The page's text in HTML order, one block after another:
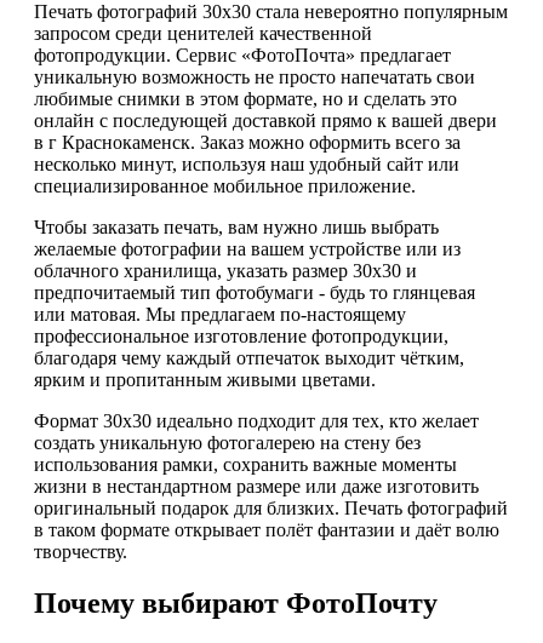
Печать фотографий 30х30 стала невероятно популярным
запросом среди ценителей качественной
фотопродукции. Сервис «ФотоПочта» предлагает
уникальную возможность не просто напечатать свои
любимые снимки в этом формате, но и сделать это
онлайн с последующей доставкой прямо к вашей двери
в г Краснокаменск. Заказ можно оформить всего за
несколько минут, используя наш удобный сайт или
специализированное мобильное приложение.
Чтобы заказать печать, вам нужно лишь выбрать
желаемые фотографии на вашем устройстве или из
облачного хранилища, указать размер 30х30 и
предпочитаемый тип фотобумаги - будь то глянцевая
или матовая. Мы предлагаем по-настоящему
профессиональное изготовление фотопродукции,
благодаря чему каждый отпечаток выходит чётким,
ярким и пропитанным живыми цветами.
Формат 30х30 идеально подходит для тех, кто желает
создать уникальную фотогалерею на стену без
использования рамки, сохранить важные моменты
жизни в нестандартном размере или даже изготовить
оригинальный подарок для близких. Печать фотографий
в таком формате открывает полёт фантазии и даёт волю
творчеству.
Почему выбирают ФотоПочту